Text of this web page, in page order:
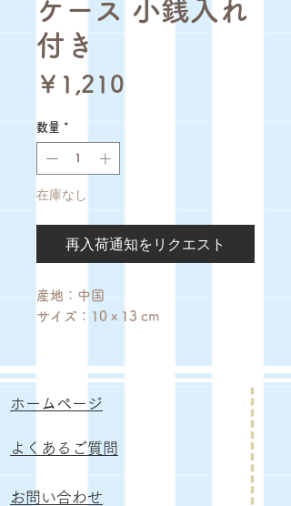
ケース 小銭入れ
付き
￥1,210
数量 *
在庫なし
再入荷通知をリクエスト
産地：中国
サイズ：10 x 13 cm
ホームページ
よくあるご質問
お問い合わせ